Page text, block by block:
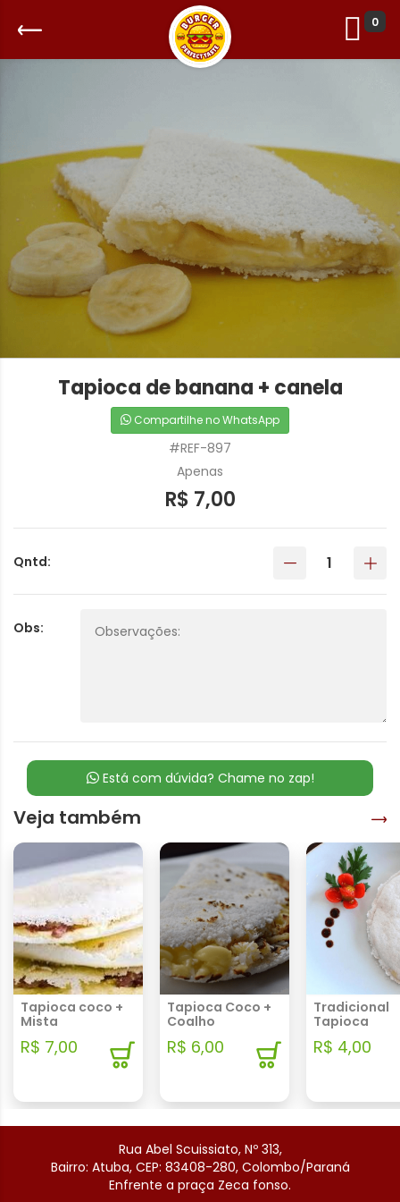
0
Tapioca de banana + canela
Compartilhe no WhatsApp
#REF-897
Apenas
R$ 7,00
Qntd:
Obs:
Está com dúvida? Chame no zap!
Veja também
Tapioca coco +
Mista
R$ 7,00
Tapioca Coco +
Coalho
R$ 6,00
Tradicional
Tapioca
R$ 4,00
Rua Abel Scuissiato, Nº 313,
Bairro: Atuba, CEP: 83408-280, Colombo/Paraná
Enfrente a praça Zeca fonso.